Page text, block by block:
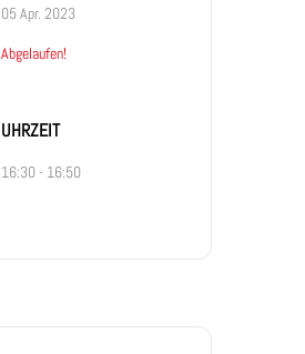
05 Apr. 2023
Abgelaufen!
UHRZEIT
16:30 - 16:50